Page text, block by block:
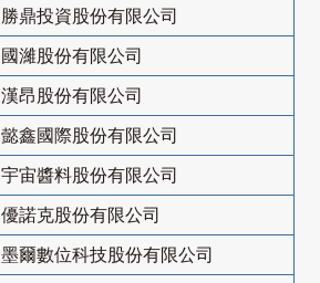
勝鼎投資股份有限公司
國濰股份有限公司
漢昂股份有限公司
懿鑫國際股份有限公司
宇宙醬料股份有限公司
優諾克股份有限公司
墨爾數位科技股份有限公司